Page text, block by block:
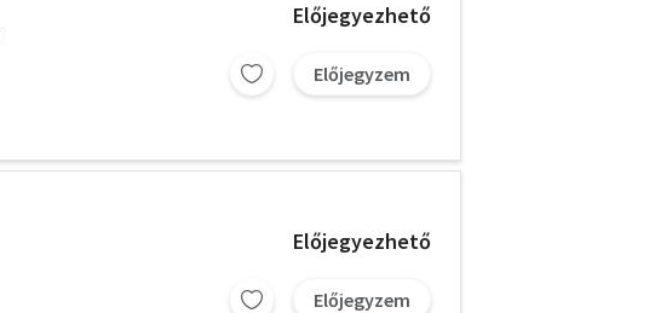
Előjegyezhető
Előjegyzem
Előjegyezhető
Előjegyzem